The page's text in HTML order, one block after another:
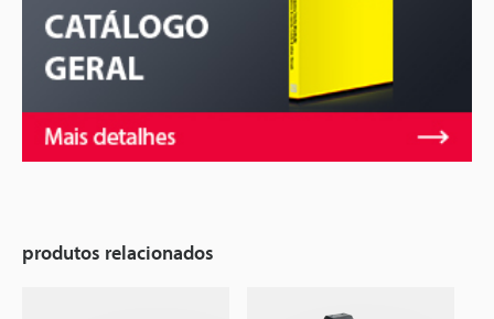
produtos relacionados